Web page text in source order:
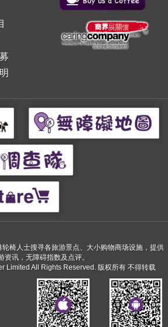
椅人士搜寻各旅游景点、大小购物商场设施，提供
资讯，无障碍指数及点评。
Limited All Rights Reserved. 版权所有 不得转载